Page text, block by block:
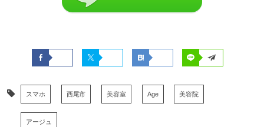
スマホ 西尾市 美容室 Age 美容院
アージュ